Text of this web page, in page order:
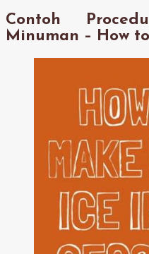
Contoh
Minuman – How